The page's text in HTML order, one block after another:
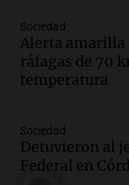
Audio.
Río
lluvias,
oposición
Panorama
Audio.
centro de
siete años
Sociedad
Alerta amarilla
ráfagas de 70
temperatura
Sociedad
Detuvieron al
Federal en